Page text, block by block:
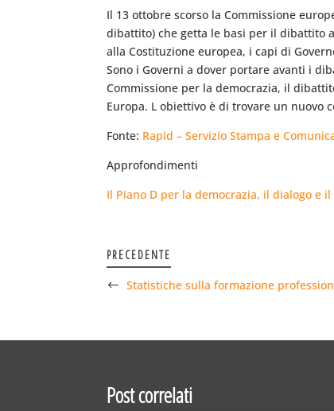
Il 13 ottobre scorso la Commissione
dibattito) che getta le basi per il dibattito
alla Costituzione europea, i capi di
Sono i Governi a dover portare avanti i
Commissione per la democrazia, il
Europa. L obiettivo è di trovare un
Fonte: Rapid – Servizio Stampa e
Approfondimenti
Il Piano D per la democrazia, il dialogo e
PRECEDENTE
Statistiche sulla formazione
Post correlati